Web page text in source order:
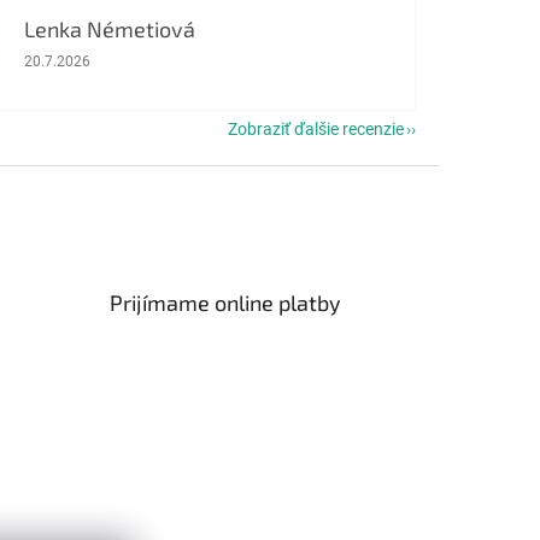
Lenka Németiová
Hodnotenie obchodu je 5 z 5 hviezdičiek.
20.7.2026
Zobraziť ďalšie recenzie
Prijímame online platby